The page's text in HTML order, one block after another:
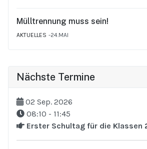
Mülltrennung muss sein!
AKTUELLES 24.MAI
Nächste Termine
02 Sep. 2026
08:10 - 11:45
Erster Schultag für die Klassen